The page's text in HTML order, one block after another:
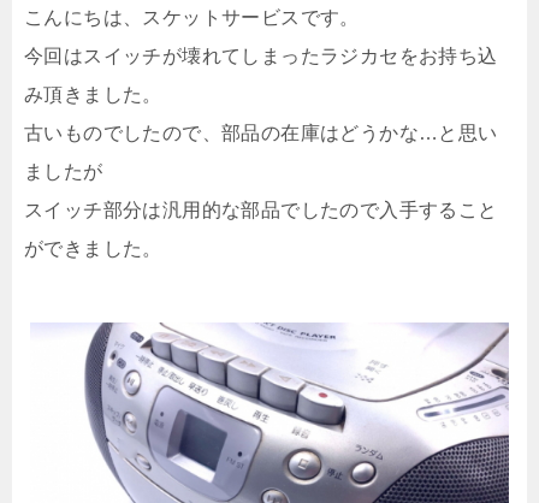
こんにちは、スケットサービスです。
今回はスイッチが壊れてしまったラジカセをお持ち込
み頂きました。
古いものでしたので、部品の在庫はどうかな…と思い
ましたが
スイッチ部分は汎用的な部品でしたので入手すること
ができました。